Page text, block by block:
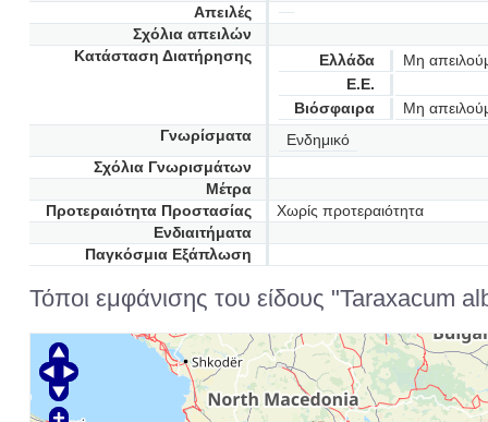
Απειλές
Σχόλια απειλών
Κατάσταση Διατήρησης
Ελλάδα
Μη
Ε.Ε.
Βιόσφαιρα
Μη
Γνωρίσματα
Ενδημικό
Σχόλια Γνωρισμάτων
Μέτρα
Προτεραιότητα Προστασίας
Χωρίς προτεραιότητα
Ενδιαιτήματα
Παγκόσμια Εξάπλωση
Τόποι εμφάνισης του είδους "Taraxacum